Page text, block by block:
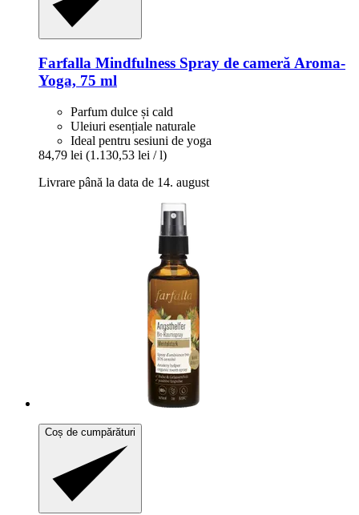
Farfalla Mindfulness Spray de cameră Aroma-​
Yoga, 75 ml
Parfum dulce și cald
Uleiuri esențiale naturale
Ideal pentru sesiuni de yoga
84,79 lei (1.130,53 lei / l)
Livrare până la data de 14. august
Coș de cumpărături